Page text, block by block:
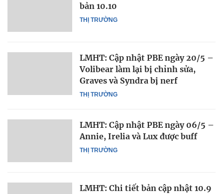
THỊ TRƯỜNG
bản 10.10
THỊ TRƯỜNG
LMHT: Cập nhật PBE ngày 20/5 –
Volibear làm lại bị chỉnh sửa,
Graves và Syndra bị nerf
THỊ TRƯỜNG
LMHT: Cập nhật PBE ngày 06/5 –
Annie, Irelia và Lux được buff
LMHT: Chi tiết bản cập nhật 10.9